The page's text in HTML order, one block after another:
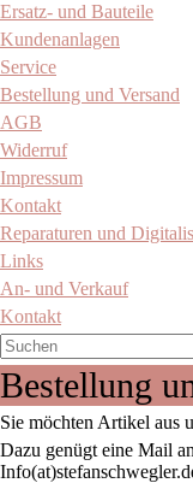
Ersatz- und Bauteile
Kundenanlagen
Service
Bestellung und Versand
AGB
Widerruf
Impressum
Kontakt
Reparaturen und
Links
An- und Verkauf
Kontakt
Bestellung
Sie möchten Artikel aus
Dazu genügt eine Mail